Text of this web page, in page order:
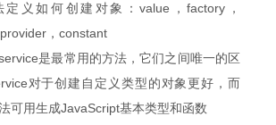
定义如何创建对象：value，factory，
，constant
是最常用的方法，它们之间唯一的区
对于创建自定义类型的对象更好，而
可用生成JavaScript基本类型和函数